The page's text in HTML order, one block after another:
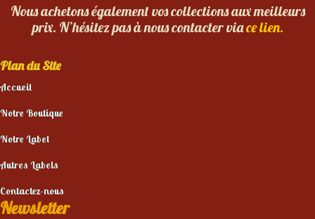
Nous achetons également vos collections aux meilleurs
prix. N’hésitez pas à nous contacter viace lien.
Plan du Site
Accueil
Notre Boutique
Notre Label
Autres Labels
Contactez-nous
Newsletter